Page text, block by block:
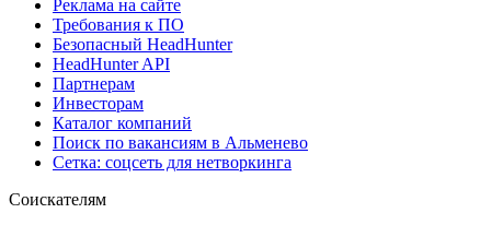
Реклама на сайте
Требования к ПО
Безопасный HeadHunter
HeadHunter API
Партнерам
Инвесторам
Каталог компаний
Поиск по вакансиям в Альменево
Сетка: соцсеть для нетворкинга
Соискателям